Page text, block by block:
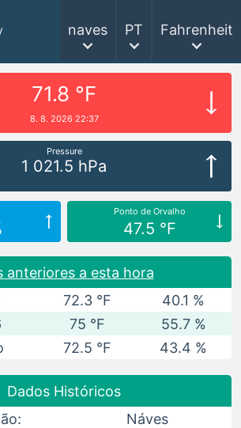
naves PT Fahrenheit
71.8 °F
8. 8. 2026 22:37
Pressure
1 021.5 hPa
Ponto de Orvalho
47.5 °F
anteriores a esta hora
72.3 °F
40.1 %
75 °F
55.7 %
72.5 °F 43.4 %
Dados Históricos
Náves